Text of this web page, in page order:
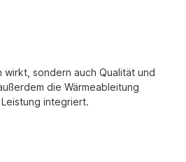
wirkt, sondern auch Qualität und
die Wärmeableitung
integriert.